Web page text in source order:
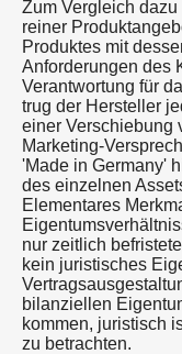
Zum Vergleich
reiner
Produktes mit
Anforderungen des
Verantwortung für
trug der Hersteller
einer Verschiebung
Marketing-
'Made in Germany'
des einzelnen
Elementares
nur zeitlich
kein juristisches
bilanziellen
kommen, juristisch
zu betrachten.